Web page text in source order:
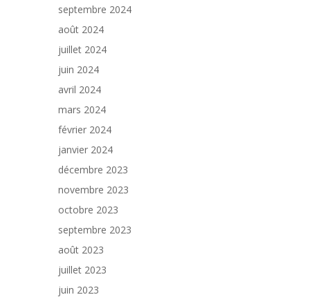
septembre 2024
août 2024
juillet 2024
juin 2024
avril 2024
mars 2024
février 2024
janvier 2024
décembre 2023
novembre 2023
octobre 2023
septembre 2023
août 2023
juillet 2023
juin 2023